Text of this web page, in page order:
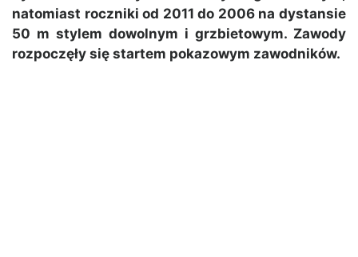
natomiast roczniki od 2011 do 2006 na dystansie
50 m stylem dowolnym i grzbietowym. Zawody
rozpoczęły się startem pokazowym zawodników.